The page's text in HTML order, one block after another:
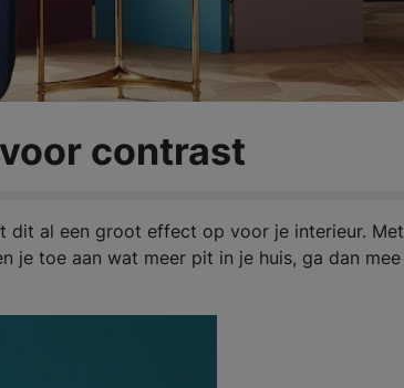
contrast
dit al een groot effect op voor je interieur. Met
je toe aan wat meer pit in je huis, ga dan mee